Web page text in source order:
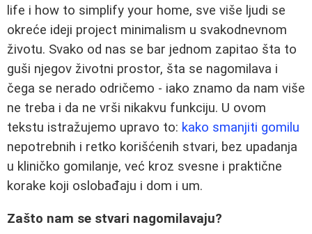
life i how to simplify your home, sve više ljudi se
okreće ideji project minimalism u svakodnevnom
životu. Svako od nas se bar jednom zapitao šta to
guši njegov životni prostor, šta se nagomilava i
čega se nerado odričemo - iako znamo da nam više
ne treba i da ne vrši nikakvu funkciju. U ovom
tekstu istražujemo upravo to: kako smanjiti gomilu
nepotrebnih i retko korišćenih stvari, bez upadanja
u kliničko gomilanje, već kroz svesne i praktične
korake koji oslobađaju i dom i um.
Zašto nam se stvari nagomilavaju?